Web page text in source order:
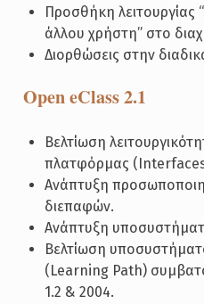
Προσθήκη λειτουργίας
άλλου χρήστη” στο
Διορθώσεις στην
Open eClass 2.1
Βελτίωση
πλατφόρμας
Ανάπτυξη
διεπαφών.
Ανάπτυξη
Βελτίωση
(Learning Path)
1.2 & 2004.